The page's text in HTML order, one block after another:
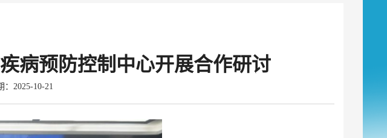
病预防控制中心开展合作研讨
2025-10-21